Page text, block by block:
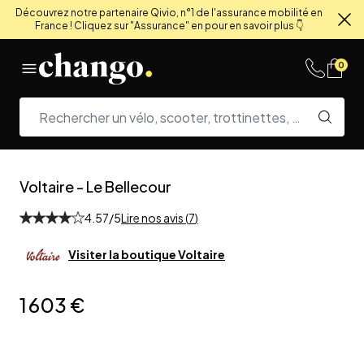
Découvrez notre partenaire Qivio, n°1 de l'assurance mobilité en
France ! Cliquez sur "Assurance" en pour en savoir plus 👇
0
Voltaire- Le Bellecour
4.57/5Lire nos avis (7)
Visiter la boutiqueVoltaire
1 603 €